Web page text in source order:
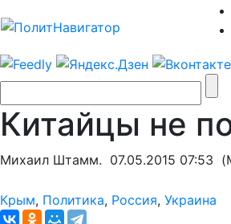
Китайцы не
Михаил Штамм. 07.05.2015 07:53
Крым, Политика, Россия, Украина